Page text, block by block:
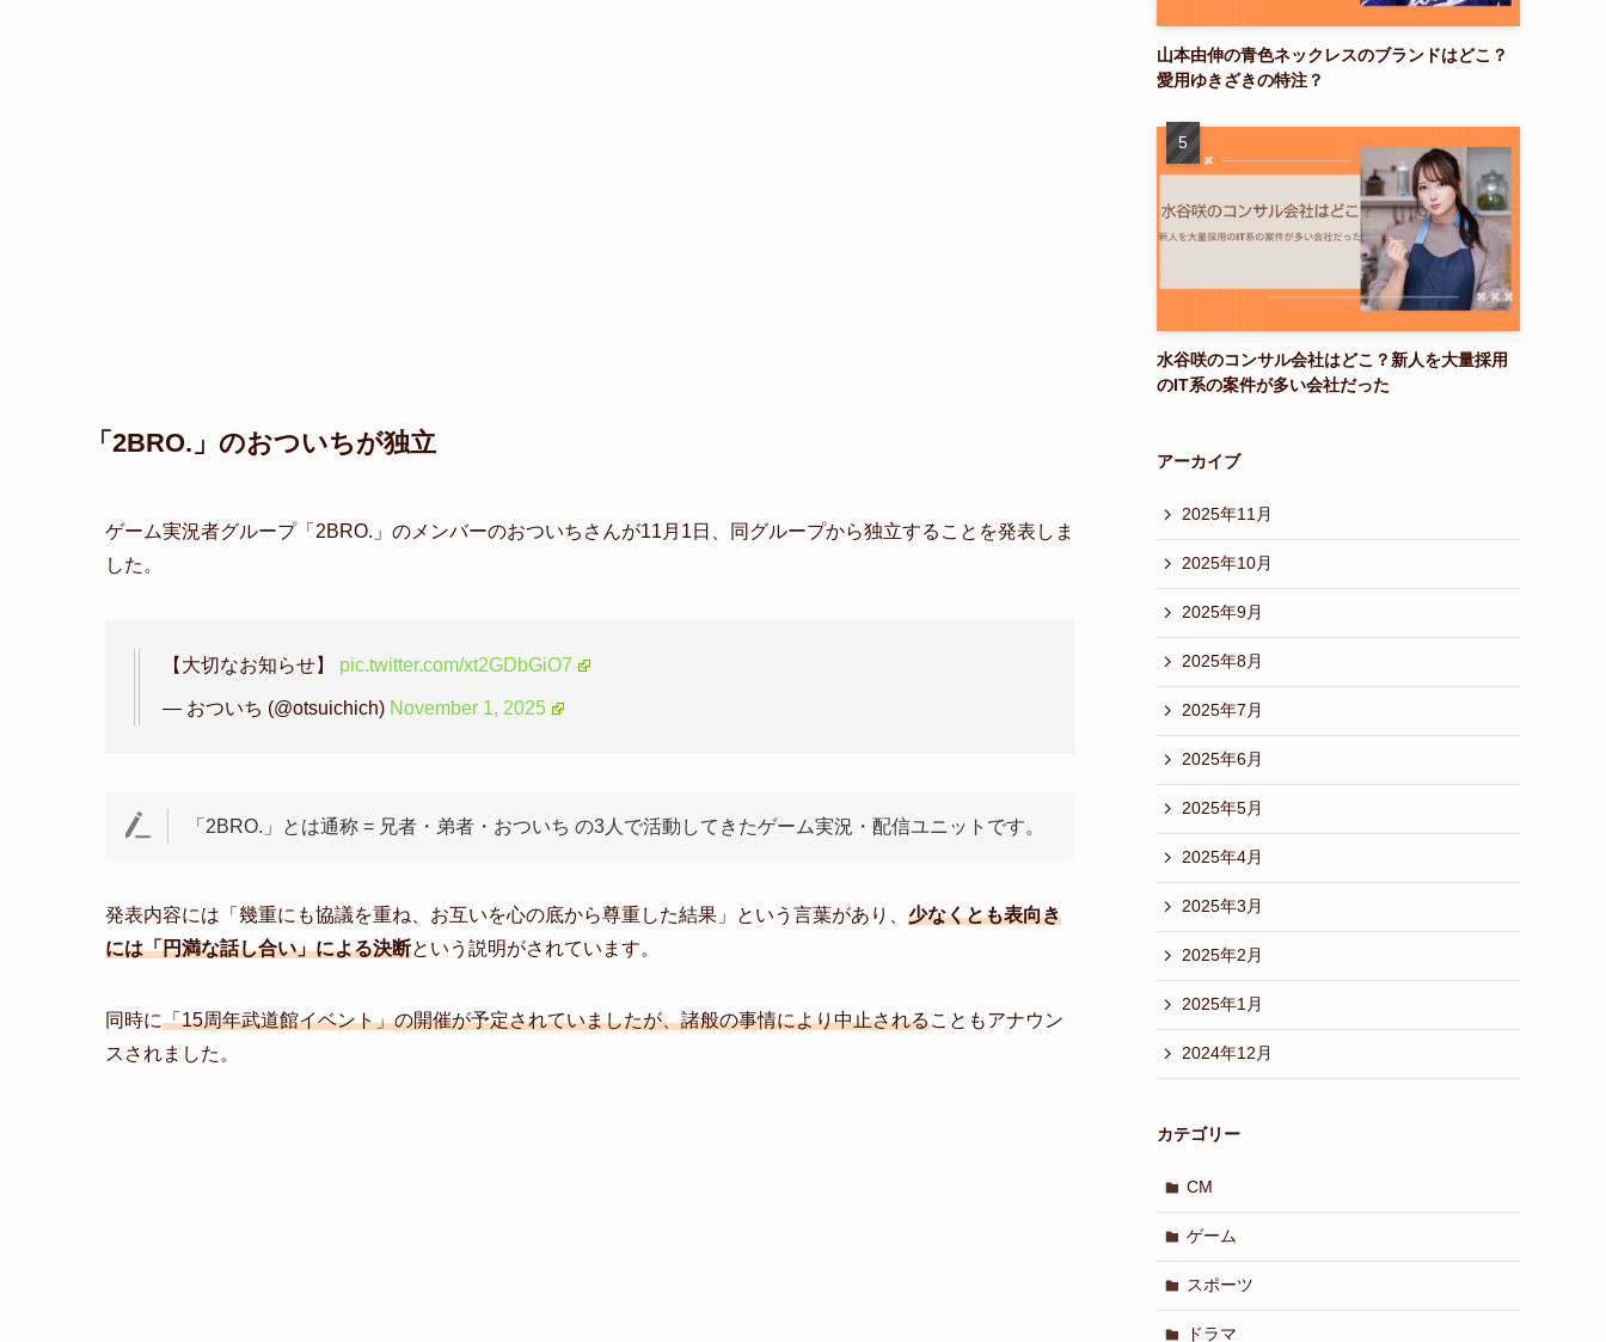
「2BRO.」のおついちが独立
ゲーム実況者グループ「 2BRO. 」のメンバーのおついちさんが11月1日、同グループから独立することを発表しま
した。
【大切なお知らせ】 pic.twitter.com/xt2GDbGiO7
— おついち (@otsuichich) November 1, 2025
「2BRO.」とは通称 = 兄者・弟者・おついち の3人で活動してきたゲーム実況・配信ユニットです。
発表内容には「幾重にも協議を重ね、お互いを心の底から尊重した結果」という言葉があり、 少なくとも表向き
には「円満な話し合い」による決断という説明がされています。
同時に「15周年武道館イベント」の開催が予定されていましたが、諸般の事情により中止されることもアナウン
スされました。
山本由伸の青色ネックレスのブランドはどこ？
愛用ゆきざきの特注？
水谷咲のコンサル会社はどこ？新人を大量採用
のIT系の案件が多い会社だった
アーカイブ
2025年11月
2025年10月
2025年9月
2025年8月
2025年7月
2025年6月
2025年5月
2025年4月
2025年3月
2025年2月
2025年1月
2024年12月
カテゴリー
CM
ゲーム
スポーツ
ドラマ